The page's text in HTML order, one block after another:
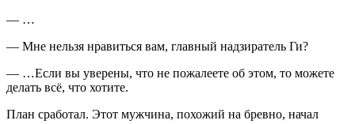
— …
— Мне нельзя нравиться вам, главный надзиратель Ги?
— …Если вы уверены, что не пожалеете об этом, то можете
делать всё, что хотите.
План сработал. Этот мужчина, похожий на бревно, начал